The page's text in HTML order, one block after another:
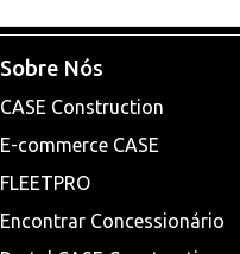
Sobre Nós
CASE Construction
E-commerce CASE
FLEETPRO
Encontrar Concessionário